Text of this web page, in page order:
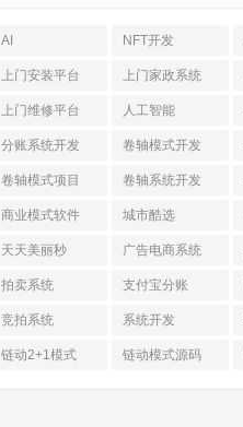
AI NFT开发
上门安装平台 上门家政系统
上门维修平台 人工智能
分账系统开发 卷轴模式开发
卷轴模式项目 卷轴系统开发
商业模式软件 城市酷选
天天美丽秒 广告电商系统
拍卖系统 支付宝分账
竞拍系统 系统开发
链动2+1模式 链动模式源码